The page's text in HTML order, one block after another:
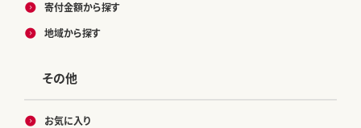
寄付金額から探す
地域から探す
その他
お気に入り